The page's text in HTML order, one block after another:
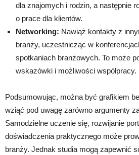
dla znajomych i rodzin, a następnie
o prace dla klientów.
Networking: Nawiąż kontakty z
branży, uczestnicząc w
spotkaniach branżowych. To może
wskazówki i możliwości współpracy.
Podsumowując, można być grafikiem
wziąć pod uwagę zarówno argumenty
Samodzielne uczenie się, rozwijanie
doświadczenia praktycznego może
branży. Jednak studia mogą zapewnić